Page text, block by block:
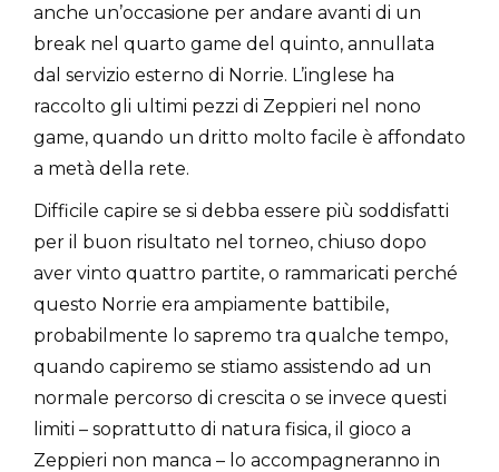
anche un’occasione per andare avanti di un
break nel quarto game del quinto, annullata
dal servizio esterno di Norrie. L’inglese ha
raccolto gli ultimi pezzi di Zeppieri nel nono
game, quando un dritto molto facile è affondato
a metà della rete.
Difficile capire se si debba essere più soddisfatti
per il buon risultato nel torneo, chiuso dopo
aver vinto quattro partite, o rammaricati perché
questo Norrie era ampiamente battibile,
probabilmente lo sapremo tra qualche tempo,
quando capiremo se stiamo assistendo ad un
normale percorso di crescita o se invece questi
limiti – soprattutto di natura fisica, il gioco a
Zeppieri non manca – lo accompagneranno in